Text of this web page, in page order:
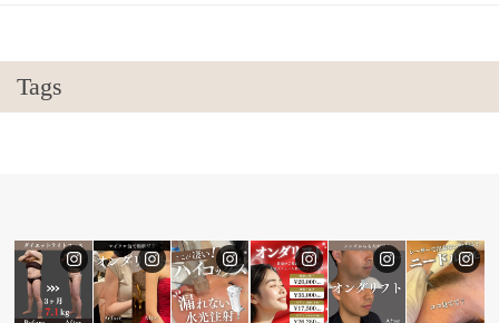
Tags